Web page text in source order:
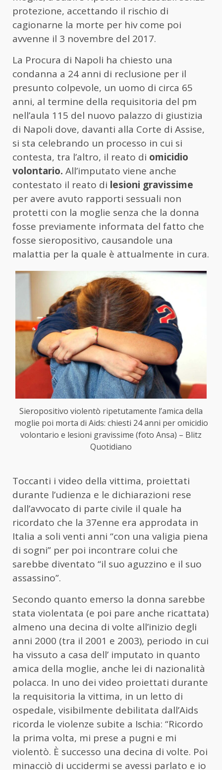
protezione, accettando il rischio di
cagionarne la morte per hiv come poi
avvenne il 3 novembre del 2017.
La Procura di Napoli ha chiesto una
condanna a 24 anni di reclusione per il
presunto colpevole, un uomo di circa 65
anni, al termine della requisitoria del pm
nell’aula 115 del nuovo palazzo di giustizia
di Napoli dove, davanti alla Corte di Assise,
si sta celebrando un processo in cui si
contesta, tra l’altro, il reato di omicidio
volontario. All’imputato viene anche
contestato il reato di lesioni gravissime
per avere avuto rapporti sessuali non
protetti con la moglie senza che la donna
fosse previamente informata del fatto che
fosse sieropositivo, causandole una
malattia per la quale è attualmente in cura.
Sieropositivo violentò ripetutamente l’amica della
moglie poi morta di Aids: chiesti 24 anni per omicidio
volontario e lesioni gravissime (foto Ansa) – Blitz
Quotidiano
Toccanti i video della vittima, proiettati
durante l’udienza e le dichiarazioni rese
dall’avvocato di parte civile il quale ha
ricordato che la 37enne era approdata in
Italia a soli venti anni “con una valigia piena
di sogni” per poi incontrare colui che
sarebbe diventato “il suo aguzzino e il suo
assassino”.
Secondo quanto emerso la donna sarebbe
stata violentata (e poi pare anche ricattata)
almeno una decina di volte all’inizio degli
anni 2000 (tra il 2001 e 2003), periodo in cui
ha vissuto a casa dell’ imputato in quanto
amica della moglie, anche lei di nazionalità
polacca. In uno dei video proiettati durante
la requisitoria la vittima, in un letto di
ospedale, visibilmente debilitata dall’Aids
ricorda le violenze subite a Ischia: “Ricordo
la prima volta, mi prese a pugni e mi
violentò. È successo una decina di volte. Poi
minacciò di uccidermi se avessi parlato e io